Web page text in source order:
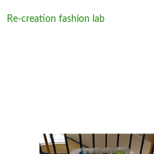
Re-creation fashion lab